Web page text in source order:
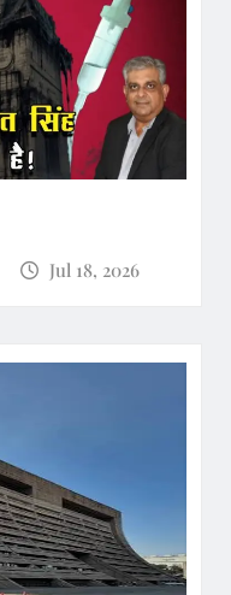
Jul 18, 2026